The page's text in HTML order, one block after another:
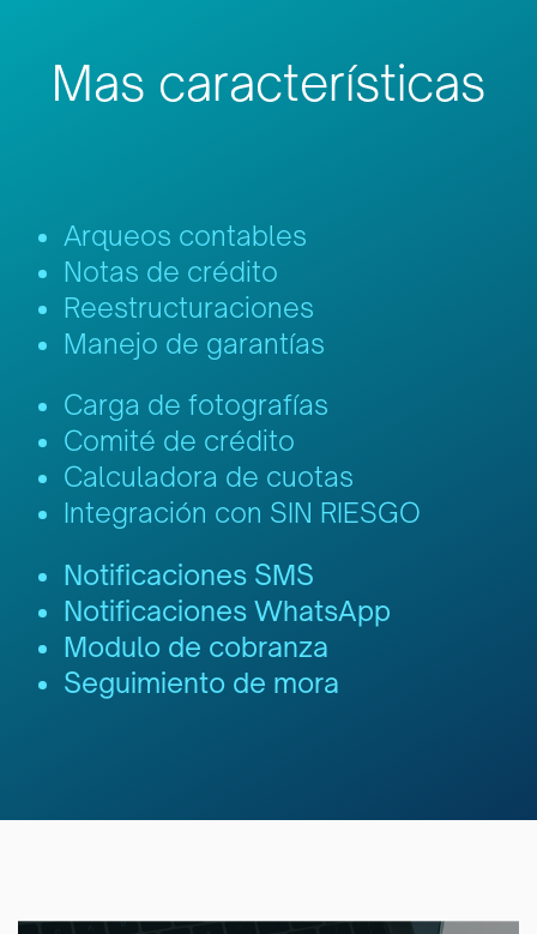
Mas características
Arqueos contables
Notas de crédito
Reestructuraciones
Manejo de garantías
Carga de fotografías
Comité de crédito
Calculadora de cuotas
Integración con SIN RIESGO
Notificaciones SMS
Notificaciones WhatsApp
Modulo de cobranza
Seguimiento de mora